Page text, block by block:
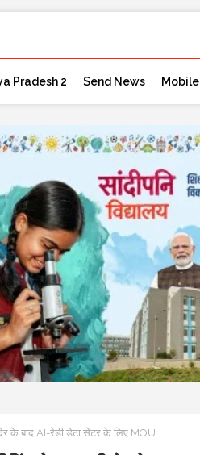
Pradesh 2 Send News
के बाद AI-रेडी डेटा सेंटर के लिए MOU